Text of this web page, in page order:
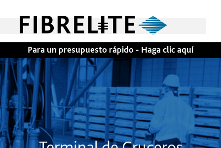
Para un presupuesto rápido - Haga clic aquí